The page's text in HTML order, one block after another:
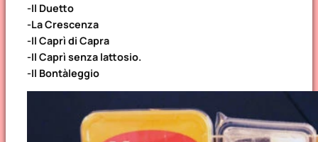
-Il Duetto
-La Crescenza
-Il Caprì di Capra
-Il Caprì senza lattosio.
-Il Bontàleggio